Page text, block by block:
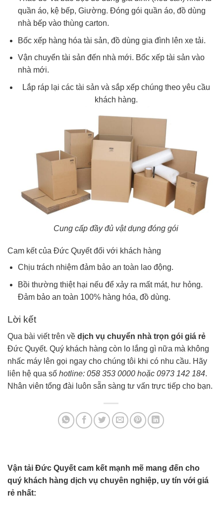
quần áo, kệ bếp, Giường. Đóng gói quần áo, đồ dùng
nhà bếp vào thùng carton.
Bốc xếp hàng hóa tài sản, đồ dùng gia đình lên xe tải.
Vận chuyển tài sản đến nhà mới. Bốc xếp tài sản vào
nhà mới.
Lắp ráp lại các tài sản và sắp xếp chúng theo yêu cầu
khách hàng.
Cung cấp đầy đủ vật dụng đóng gói
Cam kết của Đức Quyết đối với khách hàng
Chịu trách nhiệm đảm bảo an toàn lao động.
Bồi thường thiệt hại nếu để xảy ra mất mát, hư hỏng.
Đảm bảo an toàn 100% hàng hóa, đồ dùng.
Lời kết
Qua bài viết trên về dịch vụ chuyển nhà trọn gói giá rẻ
Đức Quyết. Quý khách hàng còn lo lắng gì nữa mà không
nhấc máy lên gọi ngay cho chúng tôi khi có nhu cầu. Hãy
liên hệ qua số hotline: 058 353 0000 hoặc 0973 142 184.
Nhân viên tổng đài luôn sẵn sàng tư vấn trực tiếp cho bạn.
Vận tải Đức Quyết cam kết mạnh mẽ mang đến cho
quý khách hàng dịch vụ chuyên nghiệp, uy tín với giá
rẻ nhất: